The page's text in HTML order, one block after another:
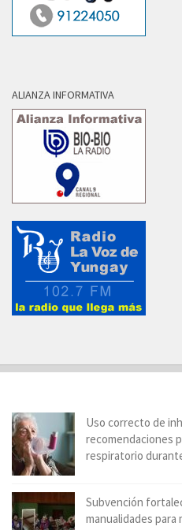
ALIANZA INFORMATIVA
Uso correcto de
recomendaciones
respiratorio
Subvención
manualidades para